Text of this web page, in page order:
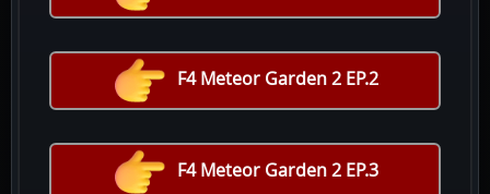
F4 Meteor Garden 2 EP.2
F4 Meteor Garden 2 EP.3